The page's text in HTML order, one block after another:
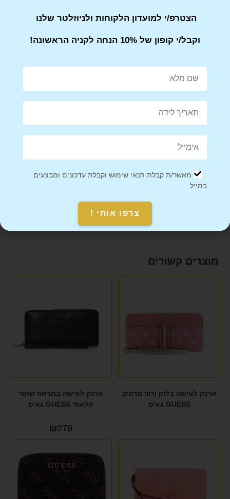
אנחנו כאן בשבילך! אם יש לך שאלות או בעיות עם ההזמנה, אל
: ייתכן שזמני המשלוח יתארכו בתקופות חגים או אירועים
Tweet This Product
Pin This Product
Mail This Product
מוצרים קשורים
ארנק לאישה בלוק ורוד מרהיב
GUESS גא'ס
ארנק לאישה במראה שחור
קלאסי GUESS גא'ס
₪279
הצטרפ/י למועדון הלקוחות ולניוזלטר שלנו
וקבל/י קופון של 10% הנחה לקניה הראשונה!
מאשר/ת קבלת תנאי שימוש וקבלת עדכונים ומבצעים
במייל
צרפו אותי !